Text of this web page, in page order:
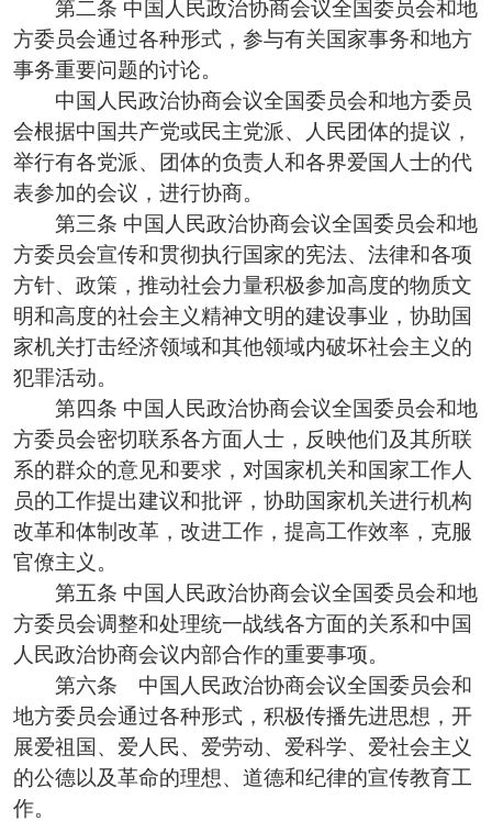
第二条 中国人民政治协商会议全国委员会和地
方委员会通过各种形式，参与有关国家事务和地方
事务重要问题的讨论。
中国人民政治协商会议全国委员会和地方委员
会根据中国共产党或民主党派、人民团体的提议，
举行有各党派、团体的负责人和各界爱国人士的代
表参加的会议，进行协商。
第三条 中国人民政治协商会议全国委员会和地
方委员会宣传和贯彻执行国家的宪法、法律和各项
方针、政策，推动社会力量积极参加高度的物质文
明和高度的社会主义精神文明的建设事业，协助国
家机关打击经济领域和其他领域内破坏社会主义的
犯罪活动。
第四条 中国人民政治协商会议全国委员会和地
方委员会密切联系各方面人士，反映他们及其所联
系的群众的意见和要求，对国家机关和国家工作人
员的工作提出建议和批评，协助国家机关进行机构
改革和体制改革，改进工作，提高工作效率，克服
官僚主义。
第五条 中国人民政治协商会议全国委员会和地
方委员会调整和处理统一战线各方面的关系和中国
人民政治协商会议内部合作的重要事项。
第六条 中国人民政治协商会议全国委员会和
地方委员会通过各种形式，积极传播先进思想，开
展爱祖国、爱人民、爱劳动、爱科学、爱社会主义
的公德以及革命的理想、道德和纪律的宣传教育工
作。